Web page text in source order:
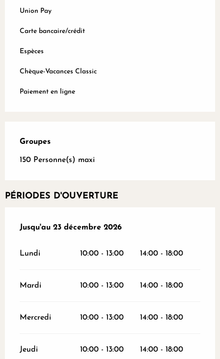
Union Pay
Carte bancaire/crédit
Espèces
Chèque-Vacances Classic
Paiement en ligne
Groupes
Groupes
150 Personne(s) maxi
PÉRIODES D'OUVERTURE
Du30 mars 2026au23 décembre 2026
Jusqu'au 23 décembre 2026
Lundi 10:00 - 13:00 14:00 - 18:00
Mardi 10:00 - 13:00 14:00 - 18:00
Mercredi 10:00 - 13:00 14:00 - 18:00
Jeudi 10:00 - 13:00 14:00 - 18:00